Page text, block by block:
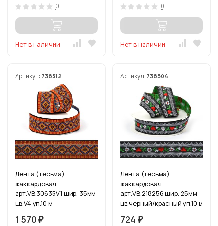
0
Нет в наличии
0
Нет в наличии
Артикул: 738512
Лента (тесьма)
жаккардовая
арт.VB.30635V1 шир. 35мм
цв.V4 уп.10 м
1 570 ₽
Артикул: 738504
Лента (тесьма)
жаккардовая
арт.VB.218256 шир. 25мм
цв.черный/красный уп.10 м
724 ₽